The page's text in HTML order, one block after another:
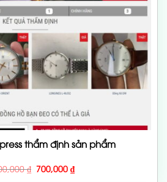
thẩm định sản phẩm
₫ Giá
gốc
700,000₫Giá
hiện